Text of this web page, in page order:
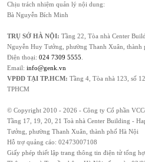
Chịu trách nhiệm quản lý nội dung:
Bà Nguyễn Bích Minh
TRỤ SỞ HÀ NỘI: Tầng 22, Tòa nhà Center
Nguyễn Huy Tưởng, phường Thanh Xuân, thành
Điện thoại: 024 7309 5555
Email: info@genk.vn
VPĐD TẠI TP.HCM: Tầng 4, Tòa nhà 123, số
TPHCM
© Copyright 2010 - 2026 - Công ty Cổ phần
Tầng 17, 19, 20, 21 Toà nhà Center Building -
Tưởng, phường Thanh Xuân, thành phố Hà Nội
Hỗ trợ quảng cáo: 02473007108
Giấy phép thiết lập trang thông tin điện tử tổng